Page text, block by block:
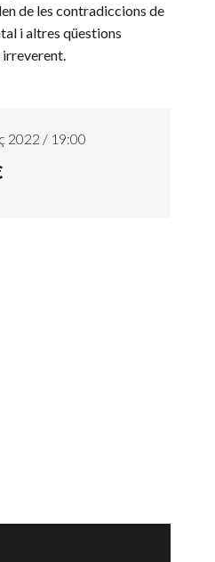
de les contradiccions de
i altres qüestions
irreverent.
2022 / 19:00